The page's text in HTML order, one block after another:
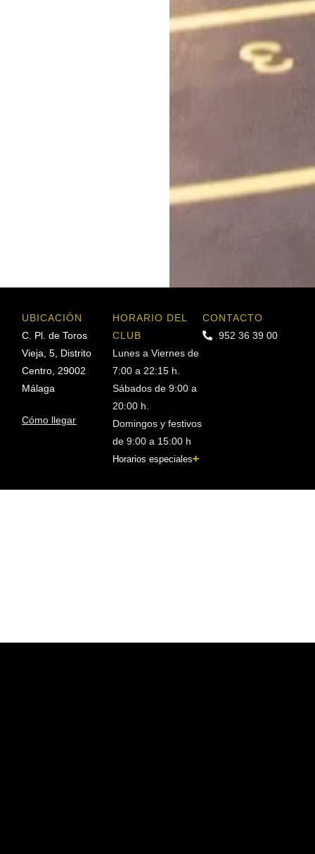
UBICACIÓN
C. Pl. de Toros
Vieja, 5, Distrito
Centro, 29002
Málaga
Cómo llegar
HORARIO DEL
CLUB
Lunes a Viernes de
7:00 a 22:15 h.
Sábados de 9:00 a
20:00 h.
Domingos y festivos
de 9:00 a 15:00 h
Horarios especiales
CONTACTO
952 36 39 00